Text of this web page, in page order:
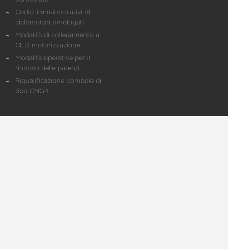
Codici immatricolativi di
ciclomotori omologati
Modalità di collegamento al
CED motorizzazione
Modalità operative per il
rinnovo delle patenti
Riqualificazione bombole di
tipo CNG4